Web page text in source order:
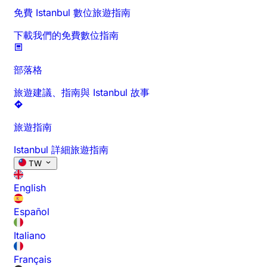
免費 Istanbul 數位旅遊指南
下載我們的免費數位指南
部落格
旅遊建議、指南與 Istanbul 故事
旅遊指南
Istanbul 詳細旅遊指南
TW
English
Español
Italiano
Français